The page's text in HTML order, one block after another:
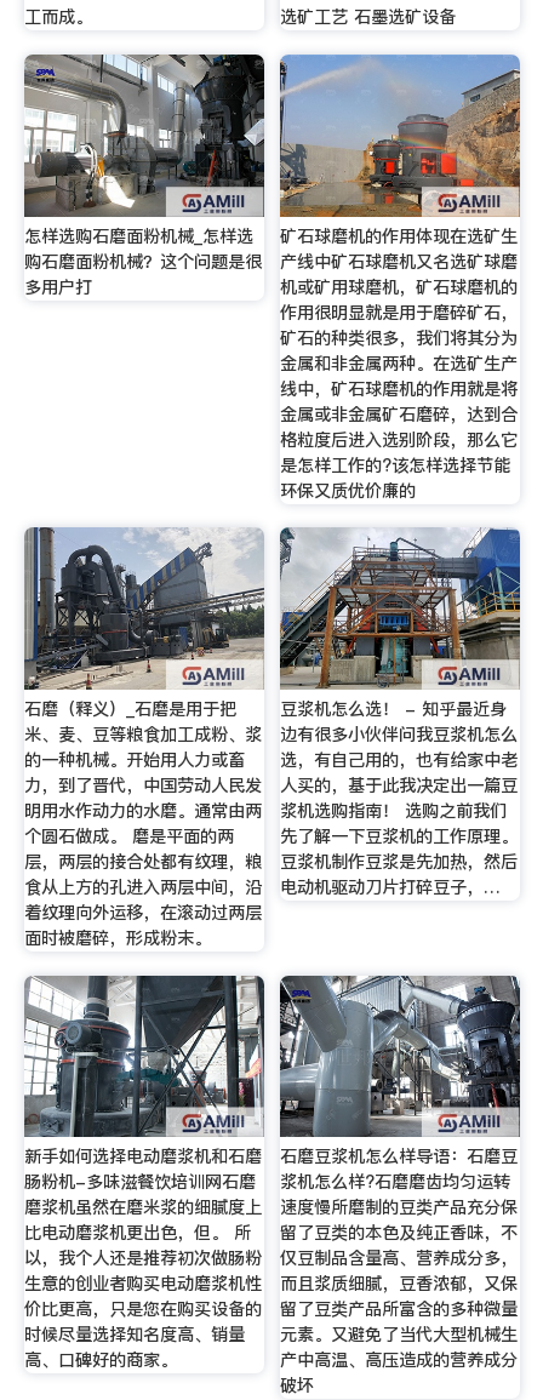
工而成。
选矿工艺 石墨选矿设备
怎样选购石磨面粉机械_怎样选
购石磨面粉机械？这个问题是很
多用户打
矿石球磨机的作用体现在选矿生
产线中矿石球磨机又名选矿球磨
机或矿用球磨机，矿石球磨机的
作用很明显就是用于磨碎矿石，
矿石的种类很多，我们将其分为
金属和非金属两种。在选矿生产
线中，矿石球磨机的作用就是将
金属或非金属矿石磨碎，达到合
格粒度后进入选别阶段，那么它
是怎样工作的?该怎样选择节能
环保又质优价廉的
石磨（释义）_石磨是用于把
米、麦、豆等粮食加工成粉、浆
的一种机械。开始用人力或畜
力，到了晋代，中国劳动人民发
明用水作动力的水磨。通常由两
个圆石做成。 磨是平面的两
层，两层的接合处都有纹理，粮
食从上方的孔进入两层中间，沿
着纹理向外运移，在滚动过两层
面时被磨碎，形成粉末。
豆浆机怎么选！ - 知乎最近身
边有很多小伙伴问我豆浆机怎么
选，有自己用的，也有给家中老
人买的，基于此我决定出一篇豆
浆机选购指南！ 选购之前我们
先了解一下豆浆机的工作原理。
豆浆机制作豆浆是先加热，然后
电动机驱动刀片打碎豆子，…
新手如何选择电动磨浆机和石磨
肠粉机-多味滋餐饮培训网石磨
磨浆机虽然在磨米浆的细腻度上
比电动磨浆机更出色，但。 所
以，我个人还是推荐初次做肠粉
生意的创业者购买电动磨浆机性
价比更高，只是您在购买设备的
时候尽量选择知名度高、销量
高、口碑好的商家。
石磨豆浆机怎么样导语：石磨豆
浆机怎么样?石磨磨齿均匀运转
速度慢所磨制的豆类产品充分保
留了豆类的本色及纯正香味，不
仅豆制品含量高、营养成分多，
而且浆质细腻，豆香浓郁，又保
留了豆类产品所富含的多种微量
元素。又避免了当代大型机械生
产中高温、高压造成的营养成分
破坏